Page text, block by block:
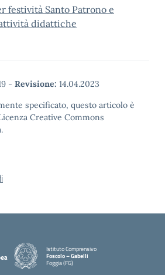
festività Santo Patrono e
didattiche
- Revisione: 14.04.2023
specificato, questo articolo è
Creative Commons
Istituto Comprensivo
Foscolo – Gabelli
Foggia (FG)
— Visita la pagina iniziale della scuola